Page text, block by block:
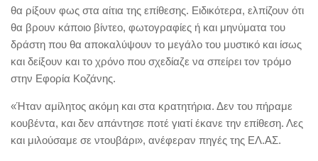
θα ρίξουν φως στα αίτια της επίθεσης. Ειδικότερα, ελπίζουν ότι
θα βρουν κάποιο βίντεο, φωτογραφίες ή και μηνύματα του
δράστη που θα αποκαλύψουν το μεγάλο του μυστικό και ίσως
και δείξουν και το χρόνο που σχεδίαζε να σπείρει τον τρόμο
στην Εφορία Κοζάνης.
«Ήταν αμίλητος ακόμη και στα κρατητήρια. Δεν του πήραμε
κουβέντα, και δεν απάντησε ποτέ γιατί έκανε την επίθεση. Λες
και μιλούσαμε σε ντουβάρι», ανέφεραν πηγές της ΕΛ.ΑΣ.